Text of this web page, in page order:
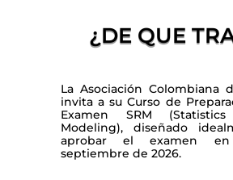
¿DE QUE
La Asociación Colombiana
invita a su Curso de
Examen SRM
Modeling), diseñado
aprobar el examen
septiembre de 2026.